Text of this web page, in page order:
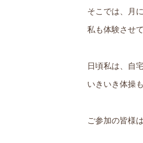
そこでは、月
私も体験させ
日頃私は、自
いきいき体操
ご参加の皆様